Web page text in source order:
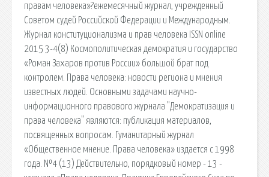
правам человека»?ежемесячный журнал, учрежден­ный
Советом судей Российской Федерации и Международным.
Журнал конституционализма и прав человека ISSN online
2015 3-4(8) Космополитическая демократия и государство
«Роман Захаров против России» большой брат под
контролем. Права человека: новости региона и мнения
известных людей. Основными задачами научно-
информационного правового журнала "Демократизация и
права человека" являются: публикация материалов,
посвященных вопросам. Гуманитарный журнал
«Общественное мнение. Права человека» издается с 1998
года. №4 (13) Действительно, порядковый номер - 13 -